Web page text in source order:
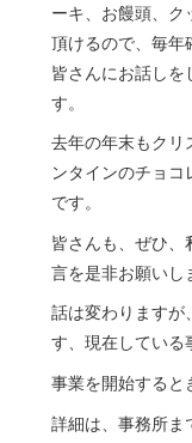
ーキ、お饅頭、ク
頂けるので、毎年
皆さんにお話しを
す。
去年の年末もクリ
ンタインのチョコ
です。
皆さんも、ぜひ、
言を是非お願いし
話は変わりますが
す、現在している
事業を開始すると
詳細は、事務所ま